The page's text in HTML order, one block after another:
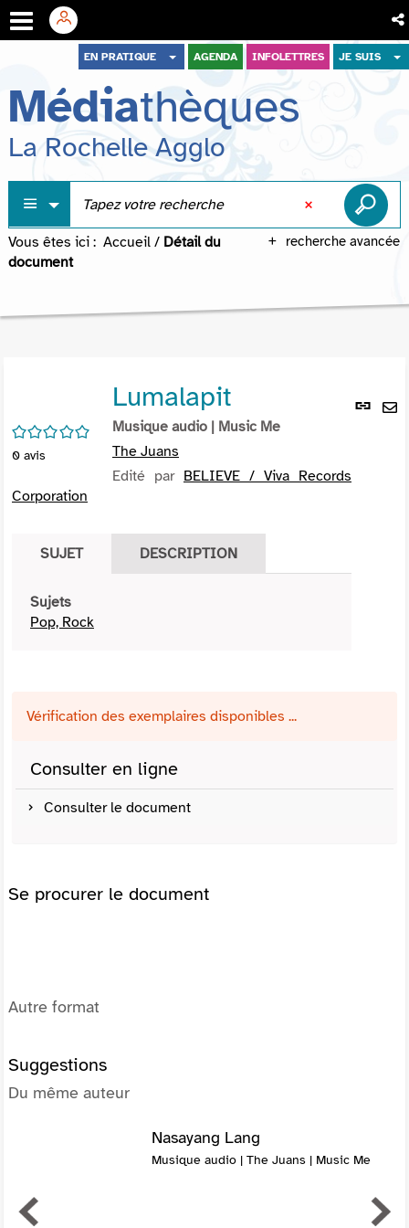
menu
contenu
recherche
EN PRATIQUE AGENDA INFOLETTRES JE SUIS
Médiathèques
La Rochelle Agglo
recherche avancée
Vous êtes ici : Accueil / Détail du
document
Lien
/5
0 avis
Lumalapit
Musique audio | Music Me
The Juans
Edité par BELIEVE / Viva Records
Corporation
SUJET DESCRIPTION
Sujets
Pop, Rock
Vérification des exemplaires disponibles ...
Consulter en ligne
Consulter le document
Se procurer le document
Autre format
Suggestions
Du même auteur
Nasayang Lang
Musique audio | The Juans | Music Me